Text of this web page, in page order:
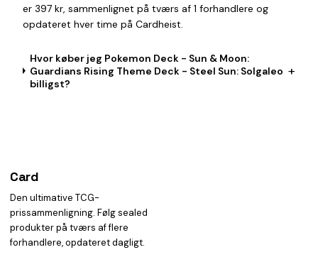
er 397 kr, sammenlignet på tværs af 1 forhandlere og
opdateret hver time på Cardheist.
Hvor køber jeg Pokemon Deck - Sun & Moon:
Guardians Rising Theme Deck - Steel Sun: Solgaleo
billigst?
+
Card
Den ultimative TCG-
prissammenligning. Følg sealed
produkter på tværs af flere
forhandlere, opdateret dagligt.